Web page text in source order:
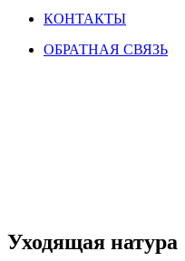
КОНТАКТЫ
ОБРАТНАЯ СВЯЗЬ
Уходящая натура